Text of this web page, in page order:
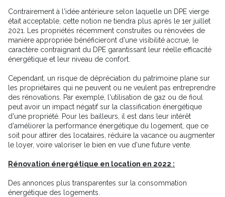
Contrairement à l'idée antérieure selon laquelle un DPE vierge
était acceptable, cette notion ne tiendra plus après le 1er juillet
2021. Les propriétés récemment construites ou rénovées de
manière appropriée bénéficieront d'une visibilité accrue, le
caractère contraignant du DPE garantissant leur réelle efficacité
énergétique et leur niveau de confort.
Cependant, un risque de dépréciation du patrimoine plane sur
les propriétaires qui ne peuvent ou ne veulent pas entreprendre
des rénovations. Par exemple, l'utilisation de gaz ou de fioul
peut avoir un impact négatif sur la classification énergétique
d'une propriété. Pour les bailleurs, il est dans leur intérêt
d'améliorer la performance énergétique du logement, que ce
soit pour attirer des locataires, réduire la vacance ou augmenter
le loyer, voire valoriser le bien en vue d'une future vente.
Rénovation énergétique en location en 2022 :
Des annonces plus transparentes sur la consommation
énergétique des logements.